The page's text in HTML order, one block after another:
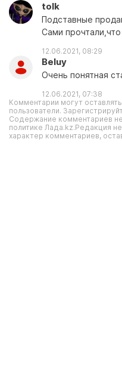
tolk
Подставные
Сами
12.06.2021, 08:29
Beluy
Очень понятная
12.06.2021, 07:38
Комментарии могут
пользователи.
Содержание комментариев
политике Лада.kz.Редакция
характер комментариев,